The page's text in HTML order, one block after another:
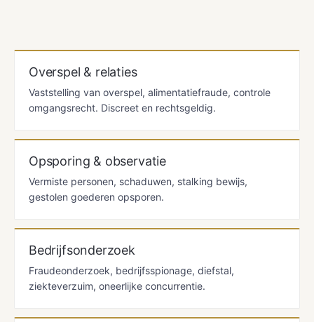
Overspel & relaties
Vaststelling van overspel, alimentatiefraude, controle
omgangsrecht. Discreet en rechtsgeldig.
Opsporing & observatie
Vermiste personen, schaduwen, stalking bewijs,
gestolen goederen opsporen.
Bedrijfsonderzoek
Fraudeonderzoek, bedrijfsspionage, diefstal,
ziekteverzuim, oneerlijke concurrentie.